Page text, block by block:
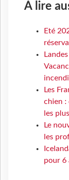
À lire
Eté
Les
chien :
les
Le
les
pour 6